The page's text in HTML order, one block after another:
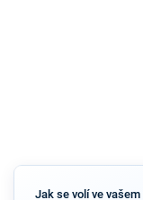
Jak se volí ve